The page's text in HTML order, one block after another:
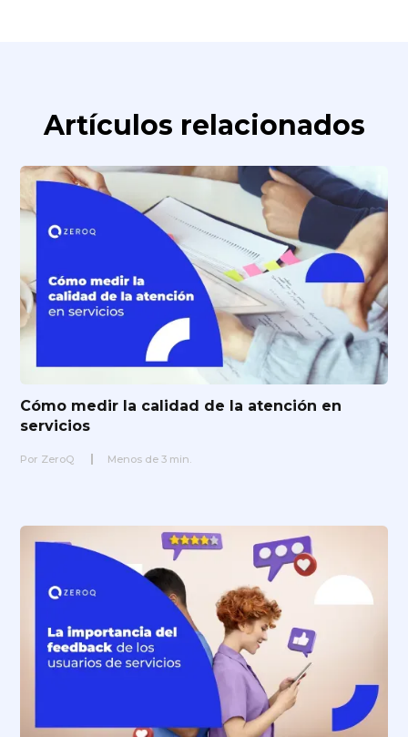
Artículos relacionados
Cómo medir la calidad de la atención en
servicios
Por ZeroQ Menos de 3 min.